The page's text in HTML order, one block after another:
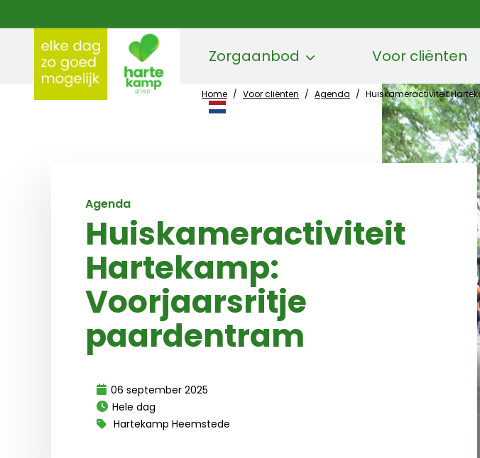
Zorgaanbod Open sub menuVoor cliënten
Home / Voor cliënten / Agenda / Huiskameractiviteit
Huiskameractiviteit
Hartekamp:
Voorjaarsritje
paardentram
Agenda
06 september 2025
Hele dag
Hartekamp Heemstede